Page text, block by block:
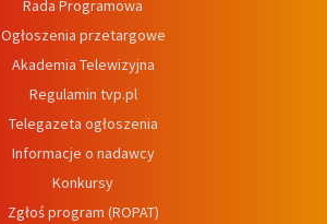
Rada Programowa
Ogłoszenia przetargowe
Akademia Telewizyjna
Regulamin tvp.pl
Telegazeta ogłoszenia
Informacje o nadawcy
Konkursy
Zgłoś program (ROPAT)